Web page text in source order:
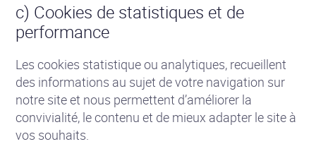
c) Cookies de statistiques et de
performance
Les cookies statistique ou analytiques, recueillent
des informations au sujet de votre navigation sur
notre site et nous permettent d’améliorer la
convivialité, le contenu et de mieux adapter le site à
vos souhaits.